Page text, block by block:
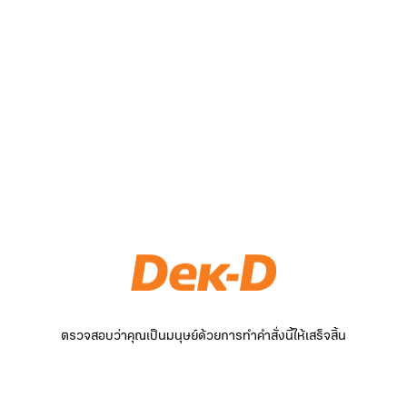
ตรวจสอบว่าคุณเป็นมนุษย์ด้วยการทำคำสั่งนี้ให้เสร็จสิ้น